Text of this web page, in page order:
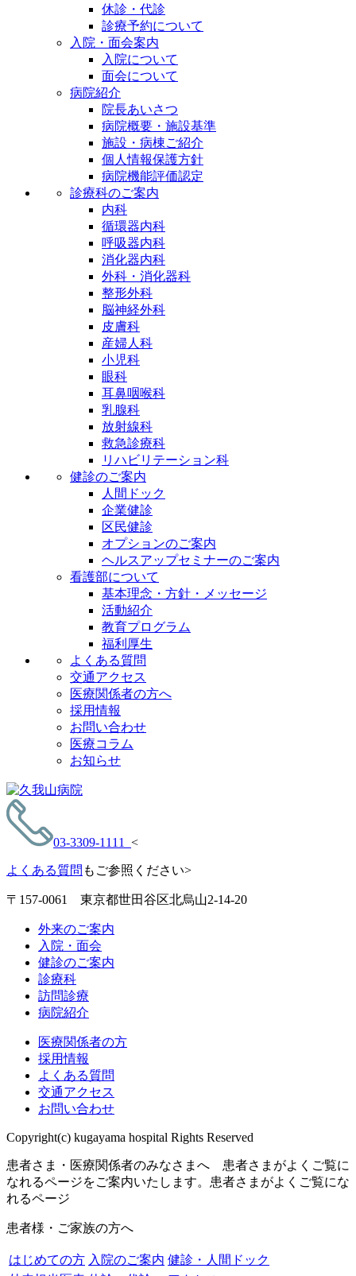
休診・代診
診療予約について
入院・面会案内
入院について
面会について
病院紹介
院長あいさつ
病院概要・施設基準
施設・病棟ご紹介
個人情報保護方針
病院機能評価認定
診療科のご案内
内科
循環器内科
呼吸器内科
消化器内科
外科・消化器科
整形外科
脳神経外科
皮膚科
産婦人科
小児科
眼科
耳鼻咽喉科
乳腺科
放射線科
救急診療科
リハビリテーション科
健診のご案内
人間ドック
企業健診
区民健診
オプションのご案内
ヘルスアップセミナーのご案内
看護部について
基本理念・方針・メッセージ
活動紹介
教育プログラム
福利厚生
よくある質問
交通アクセス
医療関係者の方へ
採用情報
お問い合わせ
医療コラム
お知らせ
03-3309-1111 <
よくある質問 もご参照ください>
〒157-0061 東京都世田谷区北烏山2-14-20
外来のご案内
入院・面会
健診のご案内
診療科
訪問診療
病院紹介
医療関係者の方
採用情報
よくある質問
交通アクセス
お問い合わせ
Copyright(c) kugayama hospital Rights Reserved
患者さま・医療関係者のみなさまへ 患者さまがよくご覧に
なれるページをご案内いたします。 患者さまがよくご覧にな
れるページ
患者様・ご家族の方へ
はじめての方 入院のご案内 健診・人間ドック